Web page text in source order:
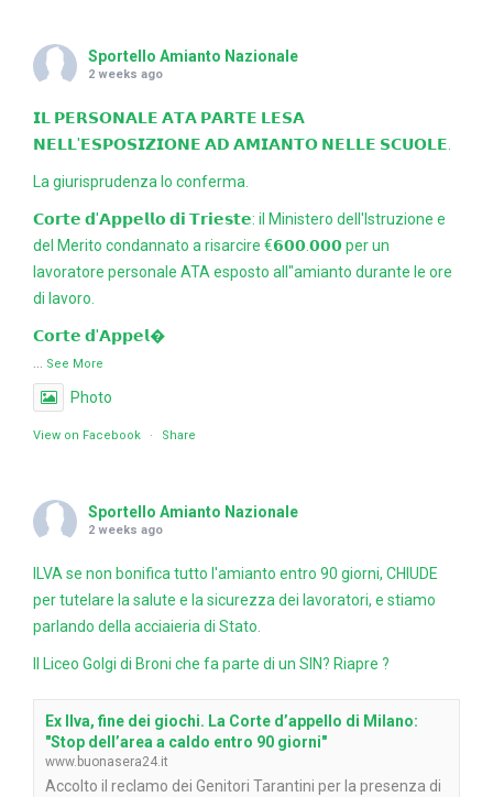
Sportello Amianto Nazionale
2 weeks ago
𝗜𝗟 𝗣𝗘𝗥𝗦𝗢𝗡𝗔𝗟𝗘 𝗔𝗧𝗔 𝗣𝗔𝗥𝗧𝗘 𝗟𝗘𝗦𝗔
𝗡𝗘𝗟𝗟'𝗘𝗦𝗣𝗢𝗦𝗜𝗭𝗜𝗢𝗡𝗘 𝗔𝗗 𝗔𝗠𝗜𝗔𝗡𝗧𝗢 𝗡𝗘𝗟𝗟𝗘 𝗦𝗖𝗨𝗢𝗟𝗘.
La giurisprudenza lo conferma.
𝗖𝗼𝗿𝘁𝗲 𝗱'𝗔𝗽𝗽𝗲𝗹𝗹𝗼 𝗱𝗶 𝗧𝗿𝗶𝗲𝘀𝘁𝗲: il Ministero dell'Istruzione e
del Merito condannato a risarcire €𝟲𝟬𝟬.𝟬𝟬𝟬 per un
lavoratore personale ATA esposto all"amianto durante le ore
di lavoro.
𝗖𝗼𝗿𝘁𝗲 𝗱'𝗔𝗽𝗽𝗲𝗹
See More
Photo
View on Facebook · Share
Sportello Amianto Nazionale
2 weeks ago
ILVA se non bonifica tutto l'amianto entro 90 giorni, CHIUDE
per tutelare la salute e la sicurezza dei lavoratori, e stiamo
parlando della acciaieria di Stato.
Il Liceo Golgi di Broni che fa parte di un SIN? Riapre ?
Ex Ilva, fine dei giochi. La Corte d’appello di Milano:
"Stop dell’area a caldo entro 90 giorni"
www.buonasera24.it
Accolto il reclamo dei Genitori Tarantini per la presenza di